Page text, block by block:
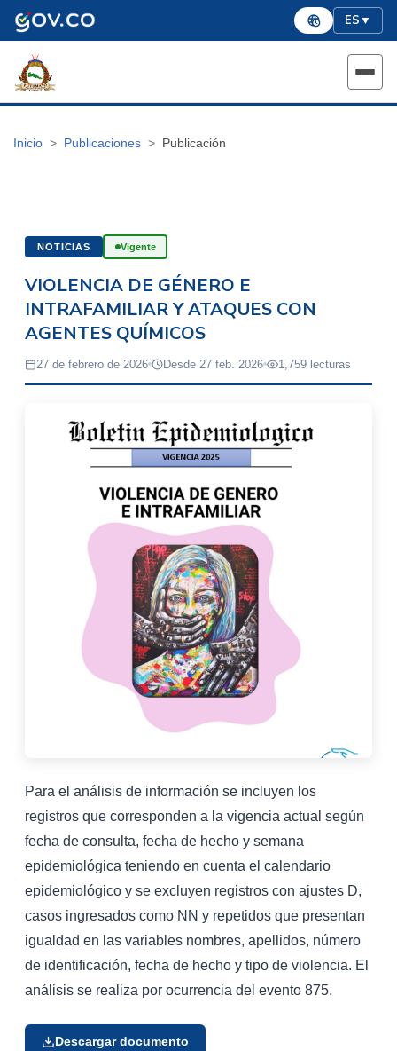
ES▼
Inicio Publicaciones Publicación
NOTICIAS Vigente
VIOLENCIA DE GÉNERO E
INTRAFAMILIAR Y ATAQUES CON
AGENTES QUÍMICOS
27 de febrero de 2026 Desde 27 feb. 2026 1,759 lecturas
Para el análisis de información se incluyen los
registros que corresponden a la vigencia actual según
fecha de consulta, fecha de hecho y semana
epidemiológica teniendo en cuenta el calendario
epidemiológico y se excluyen registros con ajustes D,
casos ingresados como NN y repetidos que presentan
igualdad en las variables nombres, apellidos, número
de identificación, fecha de hecho y tipo de violencia. El
análisis se realiza por ocurrencia del evento 875.
Descargar documento